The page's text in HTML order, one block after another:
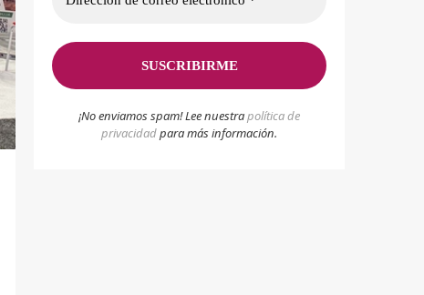
¡No enviamos spam! Lee nuestrapolítica de
privacidadpara más información.